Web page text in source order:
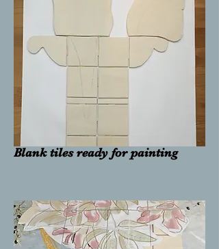
Blank tiles ready for painting